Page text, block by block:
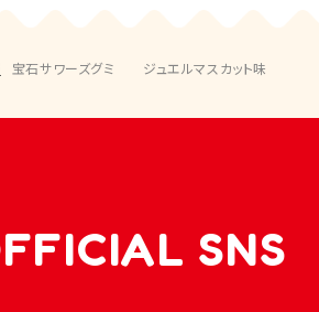
宝石サワーズグミ ジュエルマスカット味
SNS